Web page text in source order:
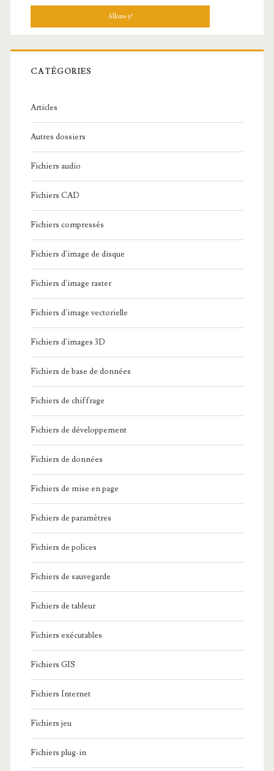
h
r
c
:
CATÉGORIES
Articles
Autres dossiers
Fichiers audio
Fichiers CAD
Fichiers compressés
Fichiers d'image de disque
Fichiers d'image raster
Fichiers d'image vectorielle
Fichiers d'images 3D
Fichiers de base de données
Fichiers de chiffrage
Fichiers de développement
Fichiers de données
Fichiers de mise en page
Fichiers de paramètres
Fichiers de polices
Fichiers de sauvegarde
Fichiers de tableur
Fichiers exécutables
Fichiers GIS
Fichiers Internet
Fichiers jeu
Fichiers plug-in